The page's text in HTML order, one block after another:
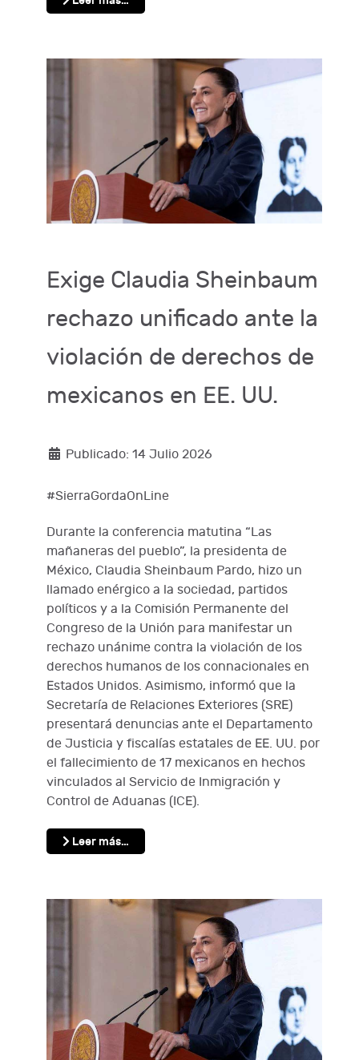
Exige Claudia Sheinbaum
rechazo unificado ante la
violación de derechos de
mexicanos en EE. UU.
Publicado: 14 Julio 2026
#SierraGordaOnLine
Durante la conferencia matutina “Las
mañaneras del pueblo”, la presidenta de
México, Claudia Sheinbaum Pardo, hizo un
llamado enérgico a la sociedad, partidos
políticos y a la Comisión Permanente del
Congreso de la Unión para manifestar un
rechazo unánime contra la violación de los
derechos humanos de los connacionales en
Estados Unidos. Asimismo, informó que la
Secretaría de Relaciones Exteriores (SRE)
presentará denuncias ante el Departamento
de Justicia y fiscalías estatales de EE. UU. por
el fallecimiento de 17 mexicanos en hechos
vinculados al Servicio de Inmigración y
Control de Aduanas (ICE).
Leer más…